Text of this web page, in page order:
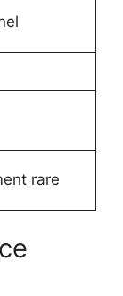
rare